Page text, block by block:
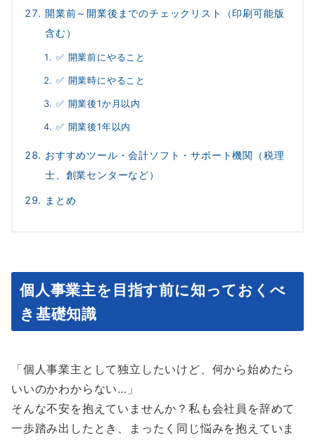
開業前～開業後までのチェックリスト（印刷可能版
含む）
✅ 開業前にやること
✅ 開業時にやること
✅ 開業後1か月以内
✅ 開業後1年以内
おすすめツール・会計ソフト・サポート機関（税理
士、創業センターなど）
まとめ
個人事業主を目指す前に知っておくべ
き基礎知識
「個人事業主として独立したいけど、何から始めたら
いいのかわからない…」
そんな不安を抱えていませんか？私も会社員を辞めて
一歩踏み出したとき、まったく同じ悩みを抱えていま